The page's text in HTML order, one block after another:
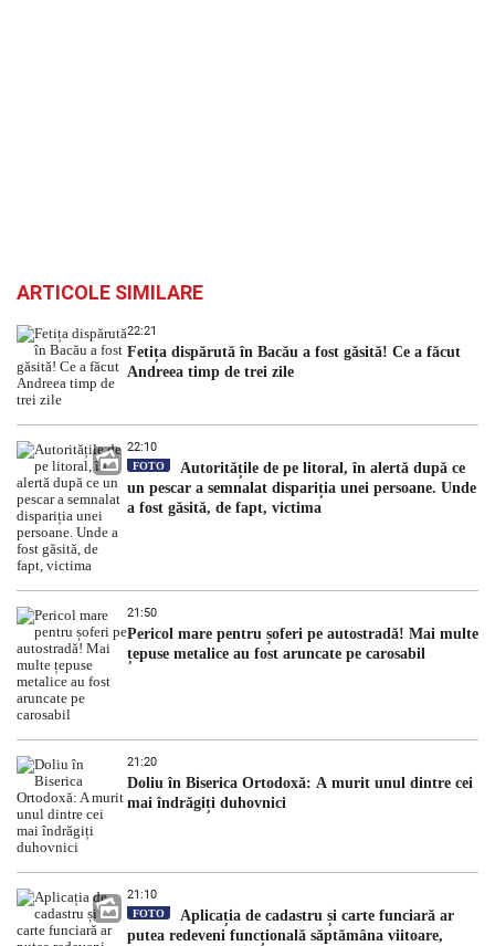
ARTICOLE SIMILARE
22:21
Fetița dispărută în Bacău a fost găsită! Ce a făcut
Andreea timp de trei zile
22:10
FOTO
Autoritățile de pe litoral, în alertă după ce
un pescar a semnalat dispariția unei persoane. Unde
a fost găsită, de fapt, victima
21:50
Pericol mare pentru șoferi pe autostradă! Mai multe
țepuse metalice au fost aruncate pe carosabil
21:20
Doliu în Biserica Ortodoxă: A murit unul dintre cei
mai îndrăgiți duhovnici
21:10
FOTO
Aplicația de cadastru și carte funciară ar
putea redeveni funcțională săptămâna viitoare,